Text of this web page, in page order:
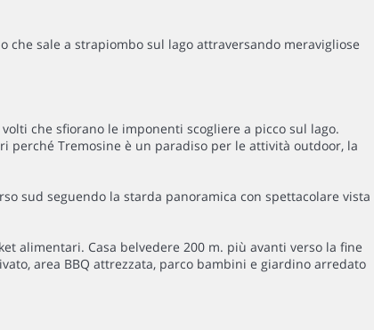
sale a strapiombo sul lago attraversando meravigliose
che sfiorano le imponenti scogliere a picco sul lago.
Tremosine è un paradiso per le attività outdoor, la
sud seguendo la starda panoramica con spettacolare vista
alimentari. Casa belvedere 200 m. più avanti verso la fine
area BBQ attrezzata, parco bambini e giardino arredato